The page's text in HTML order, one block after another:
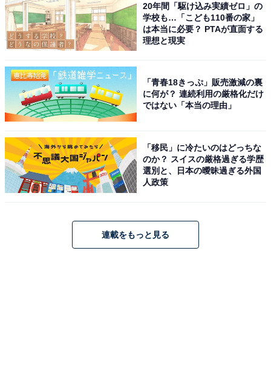
寝る時間を決めて、その時間がきたら、たとえスケジュ
ールを立てた勉強が終わっていなくても、打ち切りにし
て寝させましょう。多少、睡眠時間を削っても大丈夫だ
と安易に考えがちですが、睡眠不足は思っている以上に
支障をきたします。
とくに、10～15歳の発育期の子どもの睡眠時間をないが
証されているのです。
必要な睡眠時間は個人差があり、9時間、あるいは10時
20年間「駆け込み実績ゼロ」の
学校も…「こども110番の家」
は本当に必要？ PTAが直面する
理想と現実
「青春18きっぷ」販売激減の裏
に何が？ 連続利用の厳格化だけ
ではない「本当の理由」
「移民」に冷たいのはどっちな
のか？ スイスの厳格過ぎる学歴
選別と、日本の曖昧過ぎる外国
人政策
連載をもっと見る